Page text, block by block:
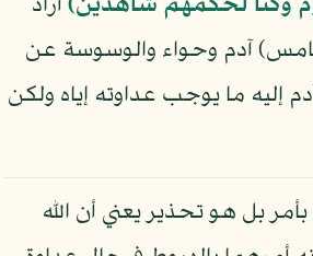
وكنا لحكمهم شاهدين﴾أراد
آدم وحواء والوسوسة عن
إليه ما يوجب عداوته إياه ولكن
بل هو تحذير يعني أن الله